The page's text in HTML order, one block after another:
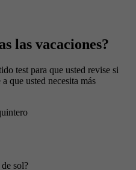
las vacaciones?
test para que usted revise si
que usted necesita más
sol?